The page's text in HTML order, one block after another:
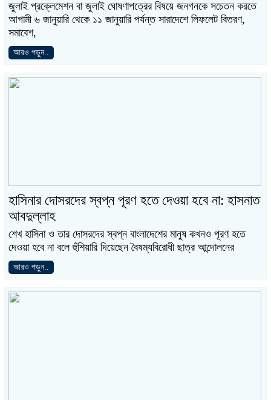
জুলাই প্রক্লেমেশন বা জুলাই ঘোষণাপত্রের বিষয়ে জনগনকে সচেতন করতে
আগামী ৬ জানুয়ারি থেকে ১১ জানুয়ারি পর্যন্ত সারাদেশে লিফলেট বিতরণ,
সমাবেশ,
আরও পড়ুন..
হাসিনার দোসরদের স্বপ্ন পূরণ হতে দেওয়া হবে না: হাসনাত
আবদুল্লাহ
শেখ হাসিনা ও তার দোসরদের স্বপ্ন বাংলাদেশের মানুষ কখনও পূরণ হতে
দেওয়া হবে না বলে হুঁশিয়ারি দিয়েছেন বৈষম্যবিরোধী ছাত্র আন্দোলনের
আরও পড়ুন..